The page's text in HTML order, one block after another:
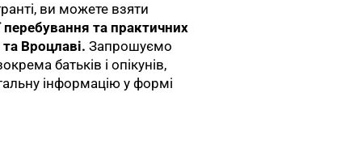
ви можете взяти
перебування та практичних
Вроцлаві. Запрошуємо
батьків і опікунів,
інформацію у формі